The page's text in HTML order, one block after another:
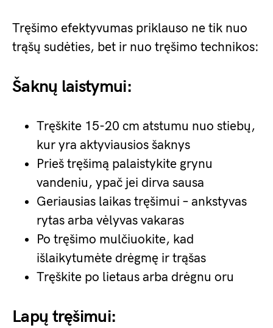
Tręšimo efektyvumas priklauso ne tik nuo
trąšų sudėties, bet ir nuo tręšimo technikos:
Šaknų laistymui:
Tręškite 15-20 cm atstumu nuo stiebų,
kur yra aktyviausios šaknys
Prieš tręšimą palaistykite grynu
vandeniu, ypač jei dirva sausa
Geriausias laikas tręšimui – ankstyvas
rytas arba vėlyvas vakaras
Po tręšimo mulčiuokite, kad
išlaikytumėte drėgmę ir trąšas
Tręškite po lietaus arba drėgnu oru
Lapų tręšimui: